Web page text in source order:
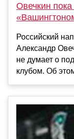
Овечкин
Российский
Александр
не думает о
клубом. Об